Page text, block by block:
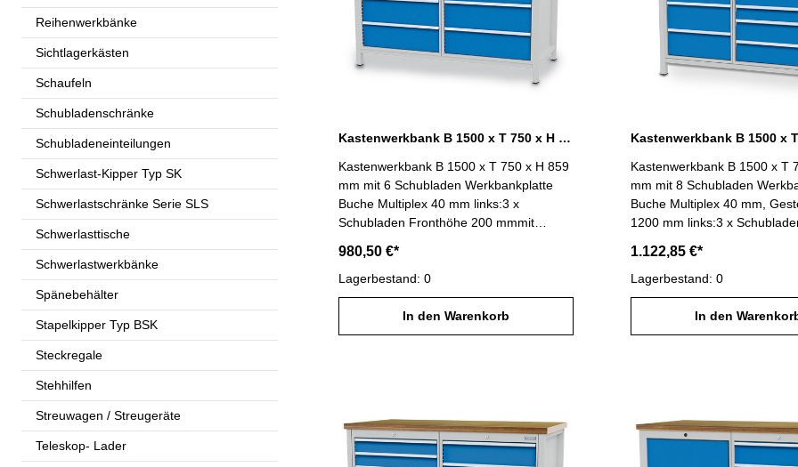
Reihenwerkbänke
Sichtlagerkästen
Schaufeln
Schubladenschränke
Schubladeneinteilungen
Schwerlast-Kipper Typ SK
Schwerlastschränke Serie SLS
Schwerlasttische
Schwerlastwerkbänke
Spänebehälter
Stapelkipper Typ BSK
Steckregale
Stehhilfen
Streuwagen / Streugeräte
Teleskop- Lader
Kastenwerkbank B 1500 x T 750 x H 859 mm mit 6 Schubladen R 24-24
Kastenwerkbank B 1500 x T 750 x H 859
mm mit 6 Schubladen Werkbankplatte
Buche Multiplex 40 mm links:3 x
Schubladen Fronthöhe 200 mmmit
kgSchubladennutzmaß R 24-24: 600 x
600 mm rechts: 3 x Schubladen
Fronthöhe 200 mmmit Vollauszug (VA)
100 %, Tragfähigkeit 100
kgSchubladennutzmaß R 24-24: 600 x
980,50 €*
Lagerbestand: 0
In den Warenkorb
Kastenwerkbank B 1500 x T
mm mit 8 Schubladen
Buche Multiplex 40 mm,
1200 mm links:3 x
100 %, Tragfähigkeit 100
kgSchubladennutzmaß R 18-
600 mm rechts:3 x
Fronthöhe 100 mm,2 x
Fronthöhe 150 mm,mit
lichtgrau RAL 7035 /
RAL 5012
1.122,85 €*
Lagerbestand: 0
In den